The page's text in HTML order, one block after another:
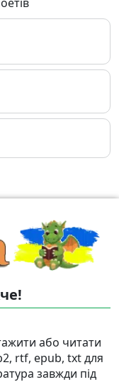
або читати
rtf, epub, txt для
завжди під